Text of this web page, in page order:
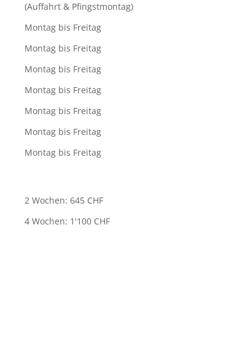
(Auffahrt & Pfingstmontag)
Montag bis Freitag
Montag bis Freitag
Montag bis Freitag
Montag bis Freitag
Montag bis Freitag
Montag bis Freitag
Montag bis Freitag
2 Wochen: 645 CHF
4 Wochen: 1'100 CHF